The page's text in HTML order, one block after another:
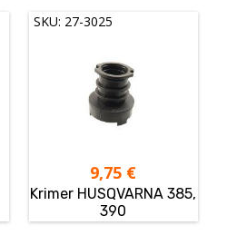
SKU: 27-3025
9,75 €
Krimer HUSQVARNA 385,
390